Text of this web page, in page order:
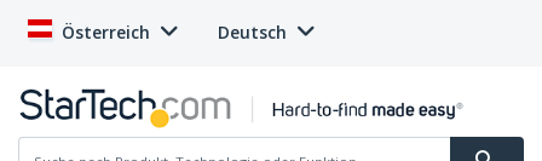
Österreich Deutsch